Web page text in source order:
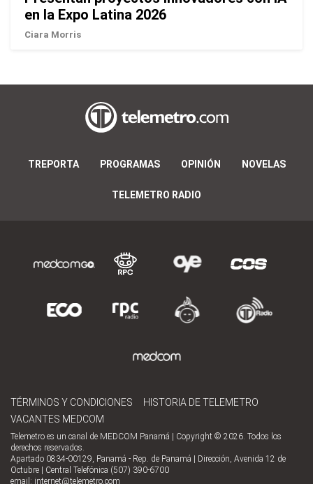
en la Expo Latina 2026
Ciara Morris
TREPORTA PROGRAMAS OPINIÓN NOVELAS
TELEMETRO RADIO
TÉRMINOS Y CONDICIONES
HISTORIA DE TELEMETRO
VACANTES MEDCOM
Telemetro es un canal de MEDCOM Panamá | Copyright © 2026. Todos los
derechos reservados.
Apartado 0834-00129, Panamá - Rep. de Panamá | Dirección, Avenida 12 de
Octubre | Central Telefónica (507) 390-6700
email: internet@telemetro.com